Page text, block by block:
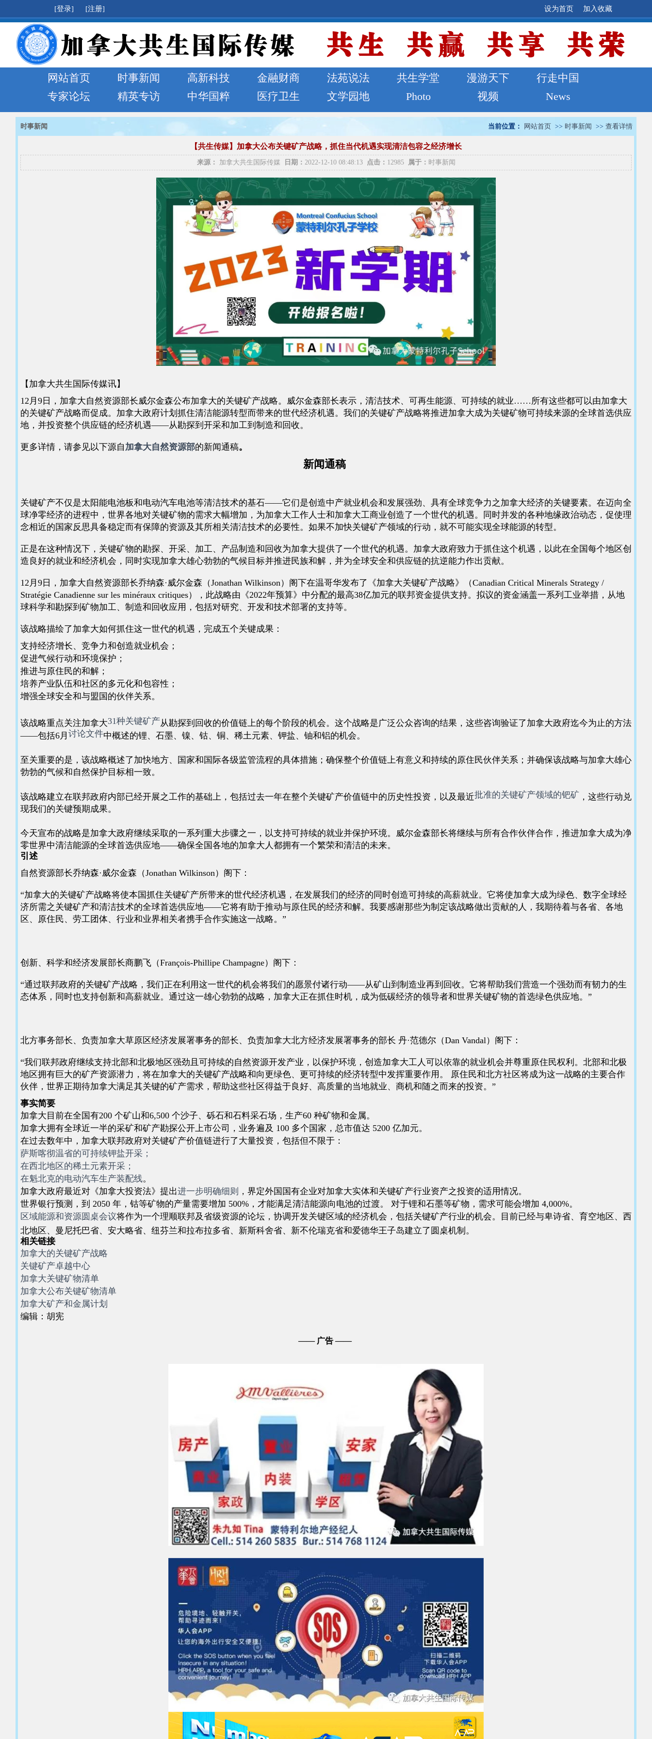
[登录] [注册] 加入收藏
设为首页
网站首页 时事新闻 高新科技 金融财商 法苑说法 共生学堂 漫游天下
行走中国
专家论坛
精英专访 中华国粹 医疗卫生 文学园地 Photo 视频 News
当前位置： 网站首页 >> 时事新闻 >> 查看详情
时事新闻
【共生传媒】加拿大公布关键矿产战略，抓住当代机遇实现清洁包容之经济增长
来源： 加拿大共生国际传媒 日期： 2022-12-10 08:48:13 点击： 12985 属于： 时事新闻
【加拿大共生国际传媒讯】
12月9日，加拿大自然资源部长威尔金森公布加拿大的关键矿产战略。威尔金森部长表示，清洁技术、可再生能源、可持续的就业……所有这些都可以由加拿大
的关键矿产战略而促成。加拿大政府计划抓住清洁能源转型而带来的世代经济机遇。我们的关键矿产战略将推进加拿大成为关键矿物可持续来源的全球首选供应
地，并投资整个供应链的经济机遇——从勘探到开采和加工到制造和回收。
更多详情，请参见以下源自 加拿大自然资源部的新闻通稿。
新闻通稿
关键矿产不仅是太阳能电池板和电动汽车电池等清洁技术的基石——它们是创造中产就业机会和发展强劲、具有全球竞争力之加拿大经济的关键要素。在迈向全
球净零经济的进程中，世界各地对关键矿物的需求大幅增加，为加拿大工作人士和加拿大工商业创造了一个世代的机遇。同时并发的各种地缘政治动态，促使理
念相近的国家反思具备稳定而有保障的资源及其所相关清洁技术的必要性。如果不加快关键矿产领域的行动，就不可能实现全球能源的转型。
正是在这种情况下，关键矿物的勘探、开采、加工、产品制造和回收为加拿大提供了一个世代的机遇。加拿大政府致力于抓住这个机遇，以此在全国每个地区创
造良好的就业和经济机会，同时实现加拿大雄心勃勃的气候目标并推进民族和解，并为全球安全和供应链的抗逆能力作出贡献。
12月9日，加拿大自然资源部长乔纳森·威尔金森（Jonathan Wilkinson）阁下在温哥华发布了《加拿大关键矿产战略》（Canadian Critical Minerals Strategy /
Stratégie Canadienne sur les minéraux critiques），此战略由《2022年预算》中分配的最高38亿加元的联邦资金提供支持。拟议的资金涵盖一系列工业举措，从地
球科学和勘探到矿物加工、制造和回收应用，包括对研究、开发和技术部署的支持等。
该战略描绘了加拿大如何抓住这一世代的机遇，完成五个关键成果：
支持经济增长、竞争力和创造就业机会；
促进气候行动和环境保护；
推进与原住民的和解；
培养产业队伍和社区的多元化和包容性；
增强全球安全和与盟国的伙伴关系。
该战略重点关注加拿大31种关键矿产 从勘探到回收的价值链上的每个阶段的机会。这个战略是广泛公众咨询的结果，这些咨询验证了加拿大政府迄今为止的方法
——包括6月 讨论文件中概述的锂、石墨、镍、钴、铜、稀土元素、钾盐、铀和铝的机会。
至关重要的是，该战略概述了加快地方、国家和国际各级监管流程的具体措施；确保整个价值链上有意义和持续的原住民伙伴关系；并确保该战略与加拿大雄心
勃勃的气候和自然保护目标相一致。
该战略建立在联邦政府内部已经开展之工作的基础上，包括过去一年在整个关键矿产价值链中的历史性投资，以及最近批准的关键矿产领域的钯矿 ，这些行动兑
现我们的关键预期成果。
今天宣布的战略是加拿大政府继续采取的一系列重大步骤之一，以支持可持续的就业并保护环境。威尔金森部长将继续与所有合作伙伴合作，推进加拿大成为净
零世界中清洁能源的全球首选供应地——确保全国各地的加拿大人都拥有一个繁荣和清洁的未来。
引述
自然资源部长乔纳森·威尔金森（Jonathan Wilkinson）阁下：
“加拿大的关键矿产战略将使本国抓住关键矿产所带来的世代经济机遇，在发展我们的经济的同时创造可持续的高薪就业。它将使加拿大成为绿色、数字全球经
济所需之关键矿产和清洁技术的全球首选供应地——它将有助于推动与原住民的经济和解。我要感谢那些为制定该战略做出贡献的人，我期待着与各省、各地
区、原住民、劳工团体、行业和业界相关者携手合作实施这一战略。”
创新、科学和经济发展部长商鹏飞（François-Phillipe Champagne）阁下：
“通过联邦政府的关键矿产战略，我们正在利用这一世代的机会将我们的愿景付诸行动——从矿山到制造业再到回收。它将帮助我们营造一个强劲而有韧力的生
态体系，同时也支持创新和高薪就业。通过这一雄心勃勃的战略，加拿大正在抓住时机，成为低碳经济的领导者和世界关键矿物的首选绿色供应地。”
北方事务部长、负责加拿大草原区经济发展署事务的部长、负责加拿大北方经济发展署事务的部长 丹·范德尔（Dan Vandal）阁下：
“我们联邦政府继续支持北部和北极地区强劲且可持续的自然资源开发产业，以保护环境，创造加拿大工人可以依靠的就业机会并尊重原住民权利。北部和北极
地区拥有巨大的矿产资源潜力，将在加拿大的关键矿产战略和向更绿色、更可持续的经济转型中发挥重要作用。 原住民和北方社区将成为这一战略的主要合作
伙伴，世界正期待加拿大满足其关键的矿产需求，帮助这些社区得益于良好、高质量的当地就业、商机和随之而来的投资。”
事实简要
加拿大目前在全国有200 个矿山和6,500 个沙子、砾石和石料采石场，生产60 种矿物和金属。
加拿大拥有全球近一半的采矿和矿产勘探公开上市公司，业务遍及 100 多个国家，总市值达 5200 亿加元。
在过去数年中，加拿大联邦政府对关键矿产价值链进行了大量投资，包括但不限于：
萨斯喀彻温省的可持续钾盐开采；
在西北地区的稀土元素开采；
在魁北克的电动汽车生产装配线。
加拿大政府最近对《加拿大投资法》提出进一步明确细则 ，界定外国国有企业对加拿大实体和关键矿产行业资产之投资的适用情况。
世界银行预测，到 2050 年，钴等矿物的产量需要增加 500%，才能满足清洁能源向电池的过渡。 对于锂和石墨等矿物，需求可能会增加 4,000%。
区域能源和资源圆桌会议将作为一个理顺联邦及省级资源的论坛，协调开发关键区域的经济机会，包括关键矿产行业的机会。目前已经与卑诗省、育空地区、西
北地区、曼尼托巴省、安大略省、纽芬兰和拉布拉多省、新斯科舍省、新不伦瑞克省和爱德华王子岛建立了圆桌机制。
相关链接
加拿大的关键矿产战略
关键矿产卓越中心
加拿大关键矿物清单
加拿大公布关键矿物清单
加拿大矿产和金属计划
编辑：胡宪
—— 广告 ——